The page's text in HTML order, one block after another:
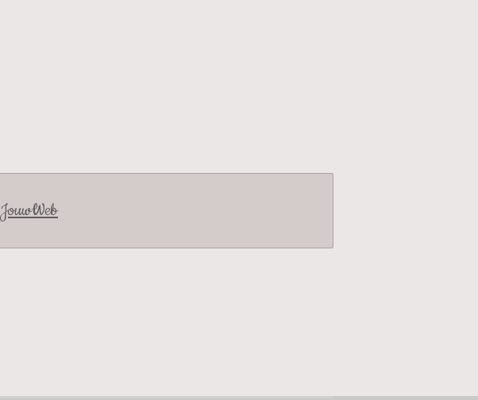
JouwWeb